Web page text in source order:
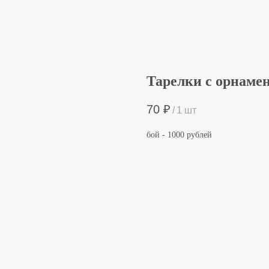
Тарелки с
70 ₽ / 1 шт
бой - 1000 рублей